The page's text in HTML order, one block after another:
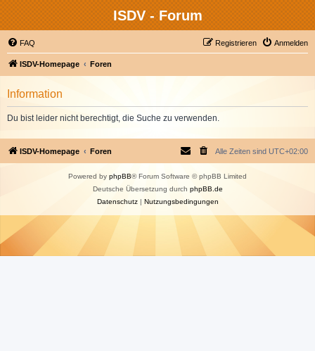
ISDV - Forum
FAQ Anmelden
Registrieren
ISDV-Homepage Foren
Information
Du bist leider nicht berechtigt, die Suche zu verwenden.
ISDV-Homepage Foren Alle Zeiten sind UTC+02:00
Powered by phpBB® Forum Software © phpBB Limited
Deutsche Übersetzung durch phpBB.de
Datenschutz| Nutzungsbedingungen